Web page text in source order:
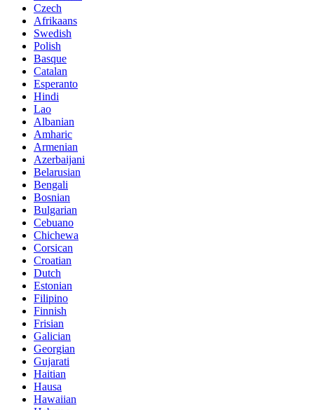
Czech
Afrikaans
Swedish
Polish
Basque
Catalan
Esperanto
Hindi
Lao
Albanian
Amharic
Armenian
Azerbaijani
Belarusian
Bengali
Bosnian
Bulgarian
Cebuano
Chichewa
Corsican
Croatian
Dutch
Estonian
Filipino
Finnish
Frisian
Galician
Georgian
Gujarati
Haitian
Hausa
Hawaiian